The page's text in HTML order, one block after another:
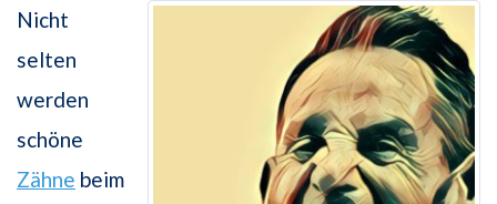
Nicht
selten
werden
schöne
Zähne beim